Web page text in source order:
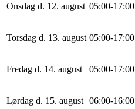
Onsdag d. 12. august 05:00-17:00
Torsdag d. 13. august 05:00-17:00
Fredag d. 14. august 05:00-17:00
Lørdag d. 15. august 06:00-16:00